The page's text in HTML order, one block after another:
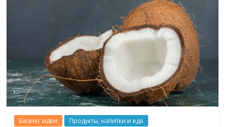
Бизнес идеи Продукты, напитки и еда